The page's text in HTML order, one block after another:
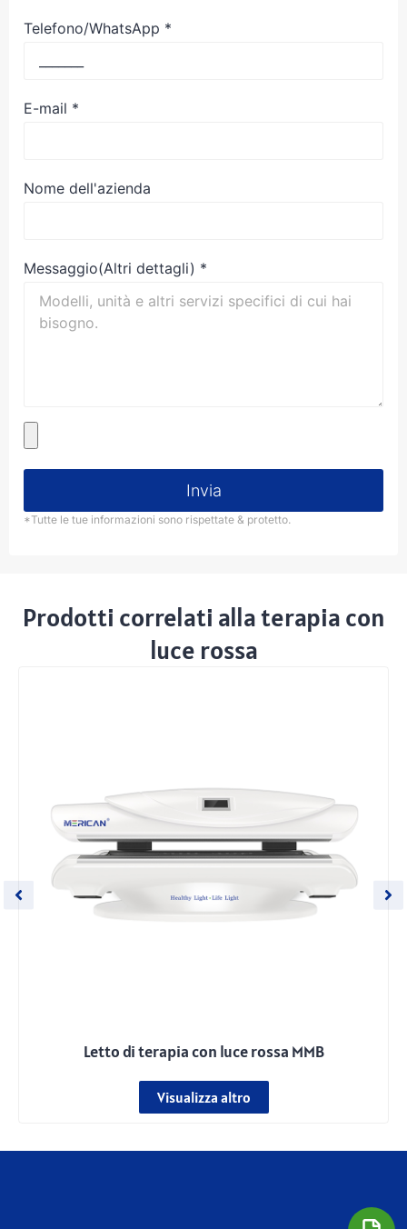
Telefono/WhatsApp *
E-mail *
Nome dell'azienda
Messaggio(Altri dettagli) *
Invia
*Tutte le tue informazioni sono rispettate & protetto.
Prodotti correlati alla terapia con
luce rossa
Letto di terapia con luce rossa MMB
Visualizza altro